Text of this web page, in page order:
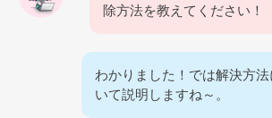
除方法を教えてください！
わかりました！では解決方法
いて説明しますね～。